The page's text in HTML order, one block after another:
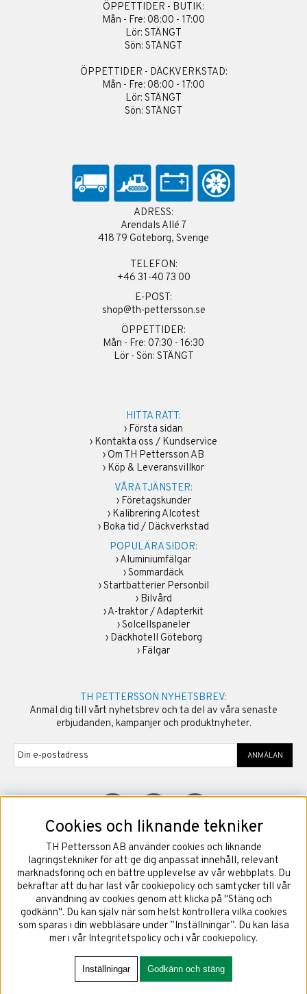
ÖPPETTIDER - BUTIK:
Mån - Fre: 08:00 - 17:00
Lör: STÄNGT
Sön: STÄNGT
ÖPPETTIDER - DÄCKVERKSTAD:
Mån - Fre: 08:00 - 17:00
Lör: STÄNGT
Sön: STÄNGT
ADRESS:
Arendals Allé 7
418 79 Göteborg, Sverige
TELEFON:
+46 31-40 73 00
E-POST:
shop@th-pettersson.se
ÖPPETTIDER:
Mån - Fre: 07:30 - 16:30
Lör - Sön: STÄNGT
HITTA RÄTT:
› Första sidan
› Kontakta oss / Kundservice
› Om TH Pettersson AB
› Köp & Leveransvillkor
VÅRA TJÄNSTER:
› Företagskunder
› Kalibrering Alcotest
› Boka tid / Däckverkstad
POPULÄRA SIDOR:
›Aluminiumfälgar
›Sommardäck
›Startbatterier Personbil
› Bilvård
›A-traktor / Adapterkit
›Solcellspaneler
› Däckhotell Göteborg
› Fälgar
TH PETTERSSON NYHETSBREV:
Anmäl dig till vårt nyhetsbrev och ta del av våra senaste
erbjudanden, kampanjer och produktnyheter.
ANMÄLAN
©2026Copyright TH Pettersson AB
Cookies och liknande tekniker
TH Pettersson AB använder cookies och liknande
lagringstekniker för att ge dig anpassat innehåll, relevant
marknadsföring och en bättre upplevelse av vår webbplats. Du
bekräftar att du har läst vår cookiepolicy och samtycker till vår
användning av cookies genom att klicka på "Stäng och
godkänn". Du kan själv när som helst kontrollera vilka cookies
som sparas i din webbläsare under ”Inställningar”. Du kan läsa
mer i vår Integritetspolicy och i vår cookiepolicy.
Inställningar Godkänn och stäng